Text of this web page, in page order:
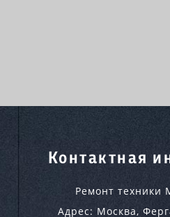
Контактная
Ремонт техники
Адрес: Москва,